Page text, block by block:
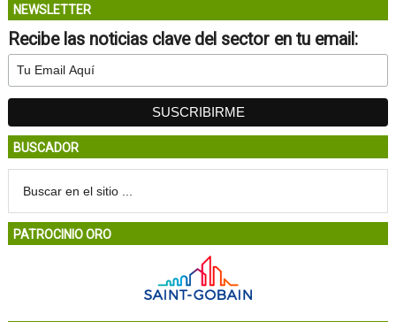
NEWSLETTER
Recibe las noticias clave del sector en tu email:
BUSCADOR
PATROCINIO ORO